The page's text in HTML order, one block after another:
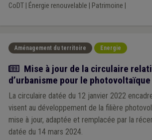
CoDT| Énergie renouvelable Patrimoine
Aménagement du territoire Energie
Actualité
Mise à jour de la circulaire
d’urbanisme pour le photovoltaïque
La circulaire datée du 12 janvier 2022
visent au développement de la filière
mise à jour, adaptée et remplacée par la
datée du 14 mars 2024.